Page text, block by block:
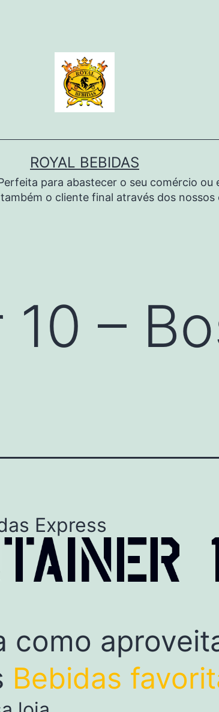
ROYAL BEBIDAS
para abastecer o seu comércio
o cliente final através dos
–
Express
como
Bebidas